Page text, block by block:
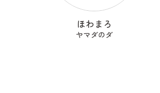
ほわまろ
ヤマダのダ